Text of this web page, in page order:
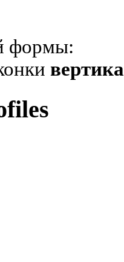
формы: